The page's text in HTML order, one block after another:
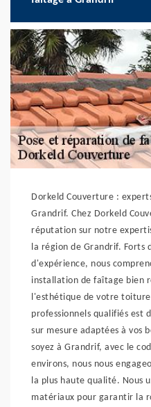
Dorkeld Couverture :
Grandrif. Chez Dorkeld
réputation sur notre
la région de Grandrif. Forts
d'expérience, nous
installation de faîtage bien
l'esthétique de votre
professionnels qualifiés est
sur mesure adaptées à vos
soyez à Grandrif, avec le
environs, nous nous
la plus haute qualité. Nous
matériaux pour garantir la